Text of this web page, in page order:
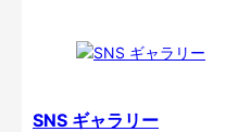
SNS ギャラリー